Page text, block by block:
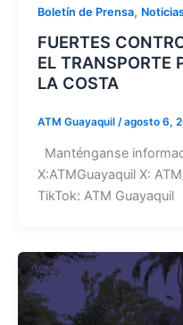
Boletín de Prensa,
FUERTES
EL TRANSPORTE
LA COSTA
ATM Guayaquil /agosto 6,
Manténganse
X:ATMGuayaquil X:
TikTok: ATM Guayaquil